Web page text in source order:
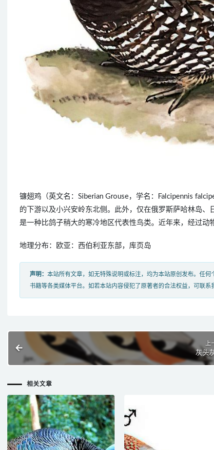
镰翅鸡（英文名：Siberian Grouse，学名：Falcipennis
的下游以及小兴安岭东北侧。此外，仅在俄罗斯萨哈林岛
是一种比鸽子稍大的寒冷地区代表性鸟类。近年来，经过动
地理分布：欧亚：西伯利亚东部，库页岛
声明： 本站所有文章，如无特殊说明或标注，均为本站原创发布。任
书籍等各类媒体平台。如若本站内容侵犯了原著者的合法权益，可联系
上
灰头
相关文章